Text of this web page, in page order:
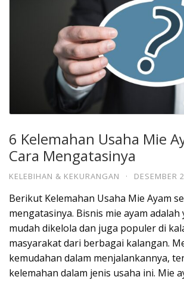
6 Kelemahan Usaha Mie
Cara Mengatasinya
KELEBIHAN & KEKURANGAN · DESEMBER
Berikut Kelemahan Usaha Mie Ayam
mengatasinya. Bisnis mie ayam
mudah dikelola dan juga populer di
masyarakat dari berbagai kalangan.
kemudahan dalam menjalankannya,
kelemahan dalam jenis usaha ini. Mie